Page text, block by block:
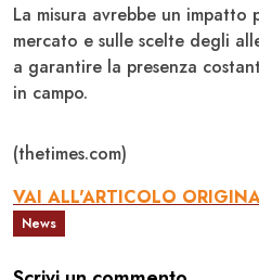
La misura avrebbe un
mercato e sulle scelte degli
a garantire la presenza
in campo.
(thetimes.com)
VAI ALL'ARTICOLO
News